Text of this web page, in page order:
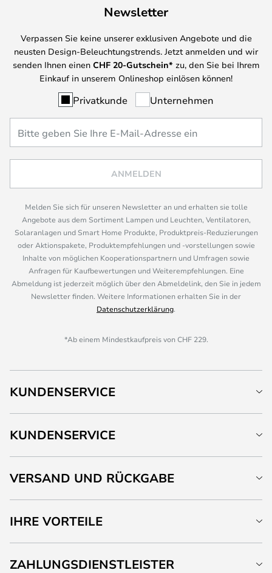
Newsletter
Verpassen Sie keine unserer exklusiven Angebote und die
neusten Design-Beleuchtungstrends. Jetzt anmelden und wir
senden Ihnen einen CHF 20-Gutschein* zu, den Sie bei Ihrem
Einkauf in unserem Onlineshop einlösen können!
Privatkunde Unternehmen
ANMELDEN
Melden Sie sich für unseren Newsletter an und erhalten sie tolle
Angebote aus dem Sortiment Lampen und Leuchten, Ventilatoren,
Solaranlagen und Smart Home Produkte, Produktpreis-Reduzierungen
oder Aktionspakete, Produktempfehlungen und -vorstellungen sowie
Inhalte von möglichen Kooperationspartnern und Umfragen sowie
Anfragen für Kaufbewertungen und Weiterempfehlungen. Eine
Abmeldung ist jederzeit möglich über den Abmeldelink, den Sie in jedem
Newsletter finden. Weitere Informationen erhalten Sie in der
Datenschutzerklärung.
*Ab einem Mindestkaufpreis von CHF 229.
KUNDENSERVICE
KUNDENSERVICE
VERSAND UND RÜCKGABE
IHRE VORTEILE
ZAHLUNGSDIENSTLEISTER